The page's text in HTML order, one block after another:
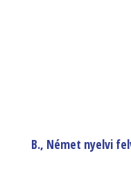
B., Német nyelvi